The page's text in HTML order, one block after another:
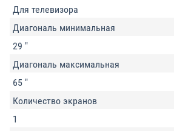
Для телевизора
Диагональ минимальная
29 "
Диагональ максимальная
65 "
Количество экранов
1